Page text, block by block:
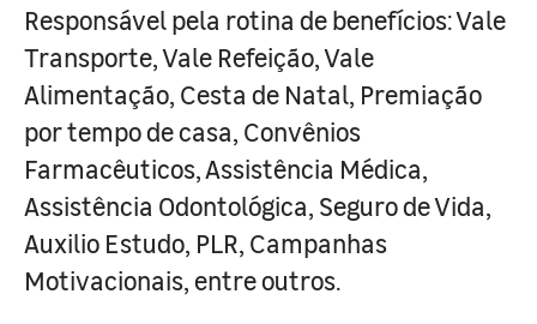
Responsável pela rotina de benefícios: Vale
Transporte, Vale Refeição, Vale
Alimentação, Cesta de Natal, Premiação
por tempo de casa, Convênios
Farmacêuticos, Assistência Médica,
Assistência Odontológica, Seguro de Vida,
Auxilio Estudo, PLR, Campanhas
Motivacionais, entre outros.